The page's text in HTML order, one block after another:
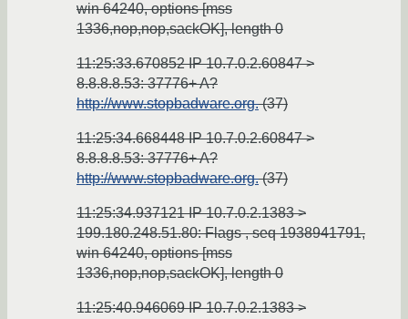
win 64240, options [mss
1336,nop,nop,sackOK], length 0
11:25:33.670852 IP 10.7.0.2.60847 >
8.8.8.8.53: 37776+ A?
http://www.stopbadware.org.(37)
11:25:34.668448 IP 10.7.0.2.60847 >
8.8.8.8.53: 37776+ A?
http://www.stopbadware.org.(37)
11:25:34.937121 IP 10.7.0.2.1383 >
199.180.248.51.80: Flags, seq 1938941791,
win 64240, options [mss
1336,nop,nop,sackOK], length 0
11:25:40.946069 IP 10.7.0.2.1383 >